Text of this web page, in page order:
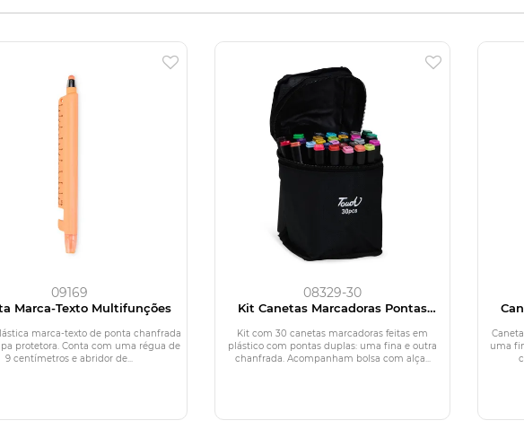
09169
Marca-Texto Multifunções
marca-texto de ponta chanfrada
protetora. Conta com uma régua de
9 centímetros e abridor de...
08329-30
Kit Canetas Marcadoras Pontas
Kit com 30 canetas marcadoras feitas em
plástico com pontas duplas: uma fina e outra
chanfrada. Acompanham bolsa com alça...
uma